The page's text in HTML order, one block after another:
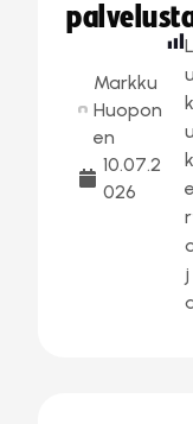
Markku
Huopon
en
10.07.2
026
L
u
k
u
k
e
j